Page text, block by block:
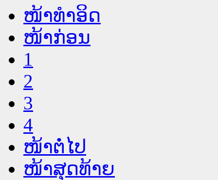
ໜ້າທໍາອິດ
ໜ້າກ່ອນ
1
2
3
4
ໜ້າຕໍ່ໄປ
ໜ້າສຸດທ້າຍ